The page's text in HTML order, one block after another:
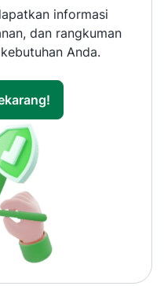
informasi
dan rangkuman
Anda.